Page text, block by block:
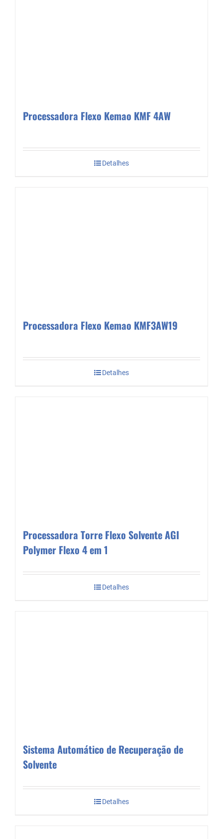
Processadora Flexo Kemao KMF 4AW
Detalhes
Processadora Flexo Kemao KMF3AW19
Detalhes
Processadora Torre Flexo Solvente AGI
Polymer Flexo 4 em 1
Detalhes
Sistema Automático de Recuperação de
Solvente
Detalhes